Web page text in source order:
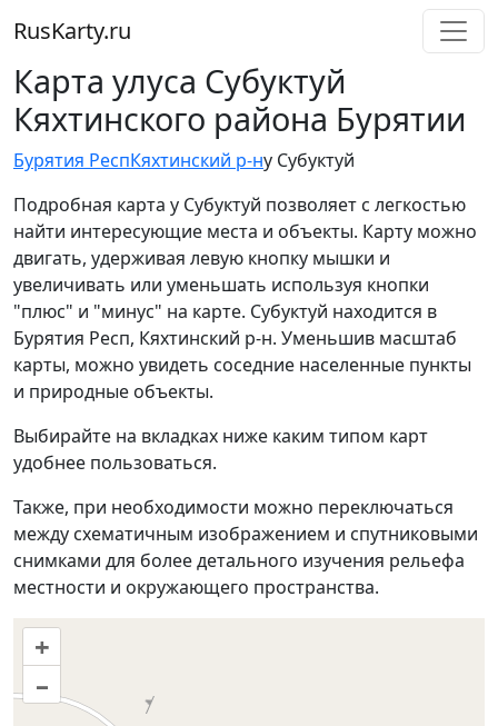
RusKarty.ru
Карта улуса Субуктуй
Кяхтинского района Бурятии
Бурятия РеспКяхтинский р-ну Субуктуй
Подробная карта у Субуктуй позволяет с легкостью
найти интересующие места и объекты. Карту можно
двигать, удерживая левую кнопку мышки и
увеличивать или уменьшать используя кнопки
"плюс" и "минус" на карте. Субуктуй находится в
Бурятия Респ, Кяхтинский р-н. Уменьшив масштаб
карты, можно увидеть соседние населенные пункты
и природные объекты.
Выбирайте на вкладках ниже каким типом карт
удобнее пользоваться.
Также, при необходимости можно переключаться
между схематичным изображением и спутниковыми
снимками для более детального изучения рельефа
местности и окружающего пространства.
+
–